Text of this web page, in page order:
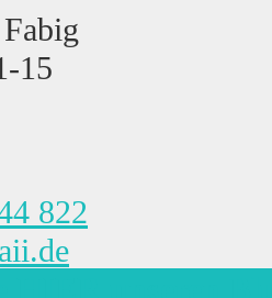
15
822